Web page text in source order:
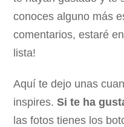
conoces alguno más
comentarios, estaré
lista!
Aquí te dejo unas
inspires.Si te ha
las fotos tienes los